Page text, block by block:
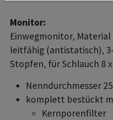
Monitor:
Einwegmonitor,
leitfähig (antistatisch),
Stopfen, für Schlauch 8
Nenndurchmesser
komplett bestückt
Kernporenfilter